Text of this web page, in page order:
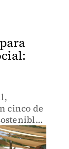
cinco de